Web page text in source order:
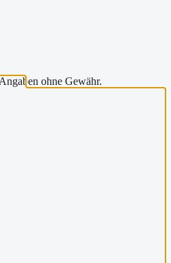
ohne Gewähr.